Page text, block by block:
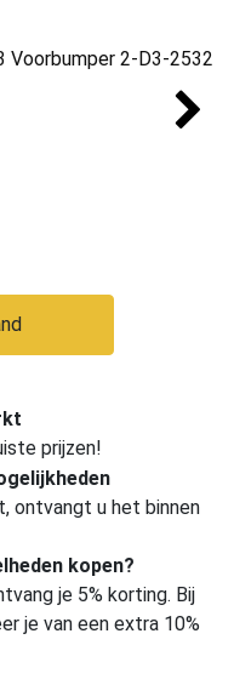
prijzen!
ontvangt u het binnen
kopen?
je 5% korting. Bij
je van een extra 10%